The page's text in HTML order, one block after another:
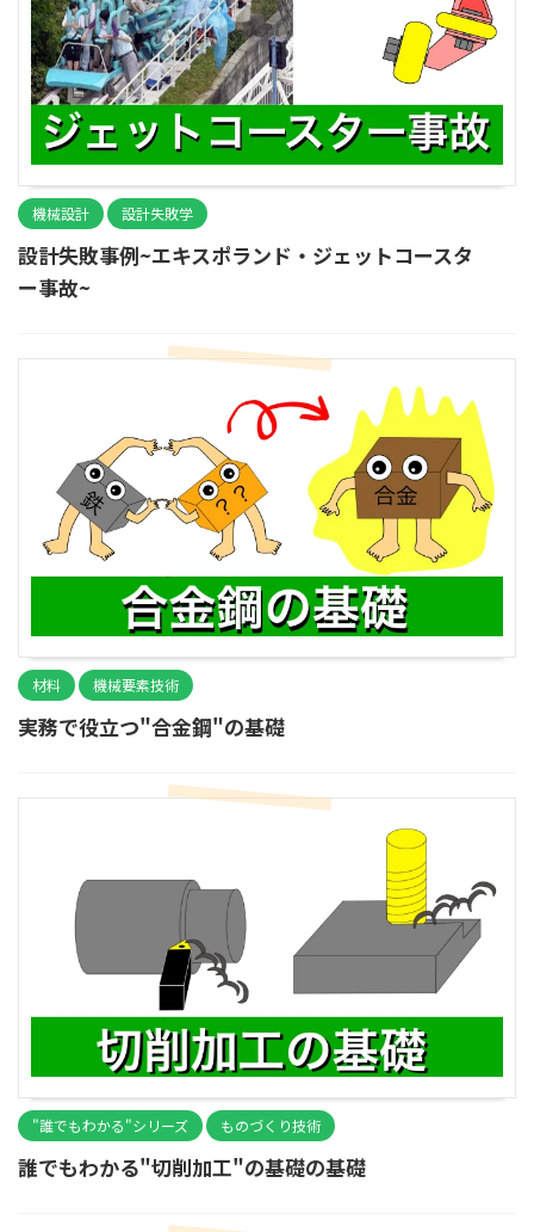
機械設計 設計失敗学
設計失敗事例~エキスポランド・ジェットコースタ
ー事故~
材料 機械要素技術
実務で役立つ"合金鋼"の基礎
"誰でもわかる"シリーズ ものづくり技術
誰でもわかる"切削加工"の基礎の基礎